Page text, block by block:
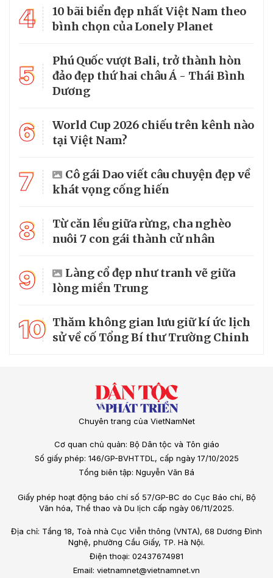
4
10 bãi biển đẹp nhất Việt Nam theo
bình chọn của Lonely Planet
5
Phú Quốc vượt Bali, trở thành hòn
đảo đẹp thứ hai châu Á - Thái Bình
Dương
6
World Cup 2026 chiếu trên kênh nào
tại Việt Nam?
7
Cô gái Dao viết câu chuyện đẹp về
khát vọng cống hiến
8
Từ căn lều giữa rừng, cha nghèo
nuôi 7 con gái thành cử nhân
9
Làng cổ đẹp như tranh vẽ giữa
lòng miền Trung
10 Thăm không gian lưu giữ kí ức lịch
sử về cố Tổng Bí thư Trường Chinh
Chuyên trang của VietNamNet
Cơ quan chủ quản: Bộ Dân tộc và Tôn giáo
Số giấy phép: 146/GP-BVHTTDL, cấp ngày 17/10/2025
Tổng biên tập: Nguyễn Văn Bá
Giấy phép hoạt động báo chí số 57/GP-BC do Cục Báo chí, Bộ
Văn hóa, Thể thao và Du lịch cấp ngày 06/11/2025.
Địa chỉ: Tầng 18, Toà nhà Cục Viễn thông (VNTA), 68 Dương Đình
Nghệ, phường Cầu Giấy, TP. Hà Nội.
Điện thoại: 02437674981
Email: vietnamnet@vietnamnet.vn